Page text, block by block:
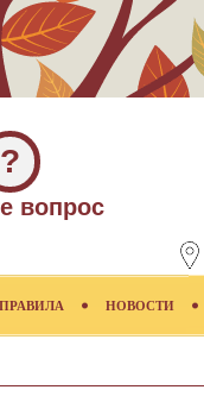
?
вопрос
ПРАВИЛА НОВОСТИ